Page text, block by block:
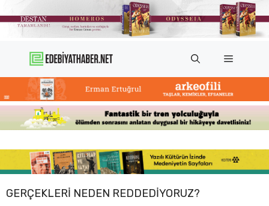
atla
Menü
GERÇEKLERI NEDEN REDDEDIYORUZ?